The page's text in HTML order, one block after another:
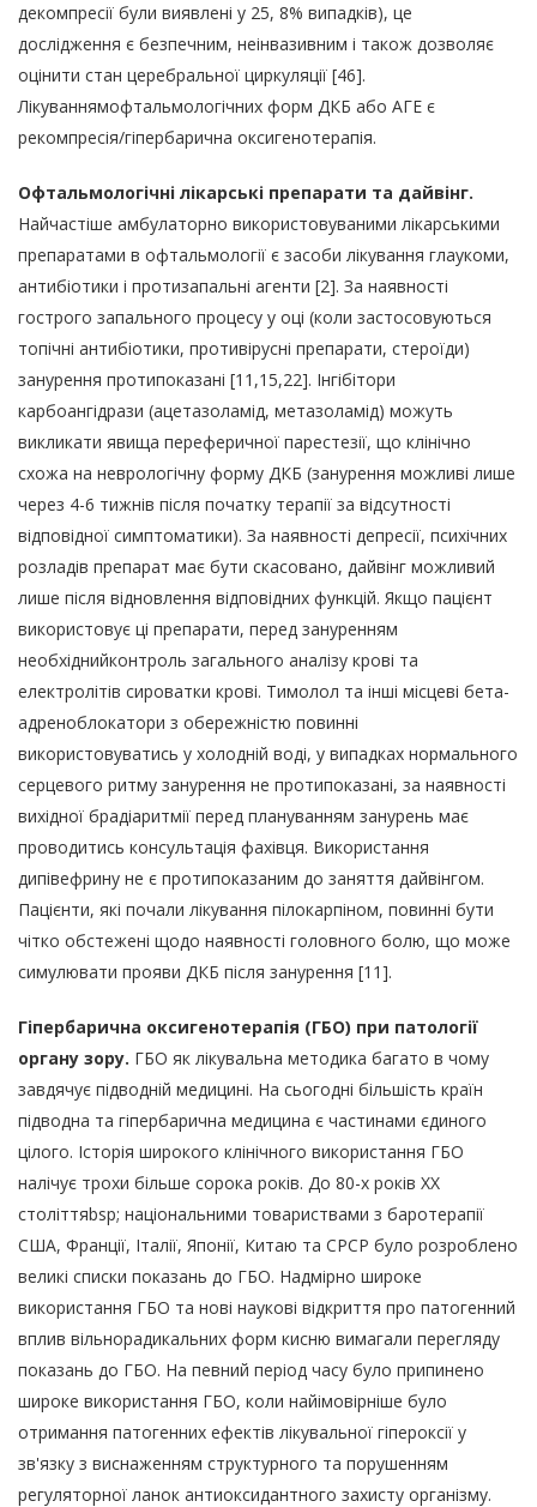
декомпресії були виявлені у 25, 8% випадків), це
дослідження є безпечним, неінвазивним і також дозволяє
оцінити стан церебральної циркуляції [46].
Лікуваннямофтальмологічних форм ДКБ або АГЕ є
рекомпресія/гіпербарична оксигенотерапія.
Офтальмологічні лікарські препарати та дайвінг.
Найчастіше амбулаторно використовуваними лікарськими
препаратами в офтальмології є засоби лікування глаукоми,
антибіотики і протизапальні агенти [2]. За наявності
гострого запального процесу у оці (коли застосовуються
топічні антибіотики, противірусні препарати, стероїди)
занурення протипоказані [11,15,22]. Інгібітори
карбоангідрази (ацетазоламід, метазоламід) можуть
викликати явища переферичної парестезії, що клінічно
схожа на неврологічну форму ДКБ (занурення можливі лише
через 4-6 тижнів після початку терапії за відсутності
відповідної симптоматики). За наявності депресії, психічних
розладів препарат має бути скасовано, дайвінг можливий
лише після відновлення відповідних функцій. Якщо пацієнт
використовує ці препарати, перед зануренням
необхіднийконтроль загального аналізу крові та
електролітів сироватки крові. Тимолол та інші місцеві бета-
адреноблокатори з обережністю повинні
використовуватись у холодній воді, у випадках нормального
серцевого ритму занурення не протипоказані, за наявності
вихідної брадіаритмії перед плануванням занурень має
проводитись консультація фахівця. Використання
дипівефрину не є протипоказаним до заняття дайвінгом.
Пацієнти, які почали лікування пілокарпіном, повинні бути
чітко обстежені щодо наявності головного болю, що може
симулювати прояви ДКБ після занурення [11].
Гіпербарична оксигенотерапія (ГБО) при патології
органу зору. ГБО як лікувальна методика багато в чому
завдячує підводній медицині. На сьогодні більшість країн
підводна та гіпербарична медицина є частинами єдиного
цілого. Історія широкого клінічного використання ГБО
налічує трохи більше сорока років. До 80-х років ХХ
століттяbsp; національними товариствами з баротерапії
США, Франції, Італії, Японії, Китаю та СРСР було розроблено
великі списки показань до ГБО. Надмірно широке
використання ГБО та нові наукові відкриття про патогенний
вплив вільнорадикальних форм кисню вимагали перегляду
показань до ГБО. На певний період часу було припинено
широке використання ГБО, коли найімовірніше було
отримання патогенних ефектів лікувальної гіпероксії у
зв'язку з виснаженням структурного та порушенням
регуляторної ланок антиоксидантного захисту організму.